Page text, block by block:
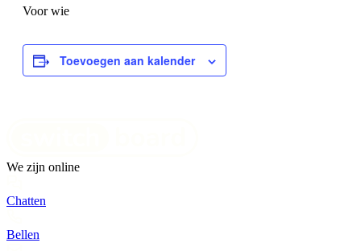
Voor wie
Toevoegen aan kalender
We zijn online
Chatten
Bellen